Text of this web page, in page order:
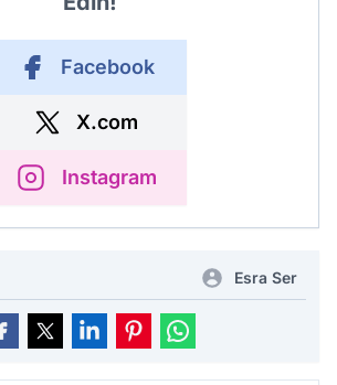
Facebook
X.com
Instagram
Esra Ser